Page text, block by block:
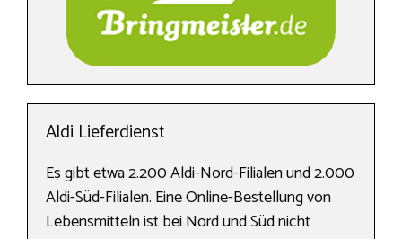
Aldi Lieferdienst
Es gibt etwa 2.200 Aldi-Nord-Filialen und 2.000
Aldi-Süd-Filialen. Eine Online-Bestellung von
Lebensmitteln ist bei Nord und Süd nicht